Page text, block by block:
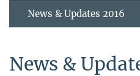
News & Updates 2016
News &